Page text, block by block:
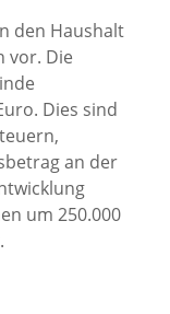
den Haushalt
vor. Die
Dies sind
an der
um 250.000